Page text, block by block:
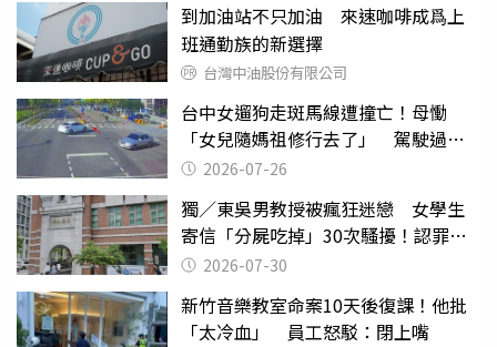
到加油站不只加油 來速咖啡成爲上
班通勤族的新選擇
台灣中油股份有限公司
台中女遛狗走斑馬線遭撞亡！母慟
「女兒隨媽祖修行去了」 駕駛過失
致死判9月
2026-07-26
獨／東吳男教授被瘋狂迷戀 女學生
寄信「分屍吃掉」30次騷擾！認罪免
關 2026-07-30
新竹音樂教室命案10天後復課！他批
「太冷血」 員工怒駁：閉上嘴